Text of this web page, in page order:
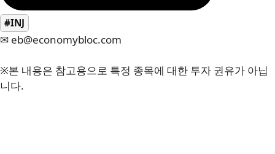
#INJ
✉ eb@economybloc.com
※본 내용은 참고용으로 특정 종목에 대한 투자 권유가 아닙
니다.